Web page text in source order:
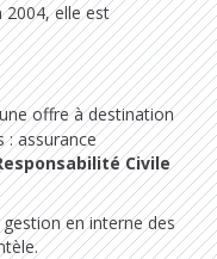
2004, elle est
offre à destination
: assurance
Civile
en interne des